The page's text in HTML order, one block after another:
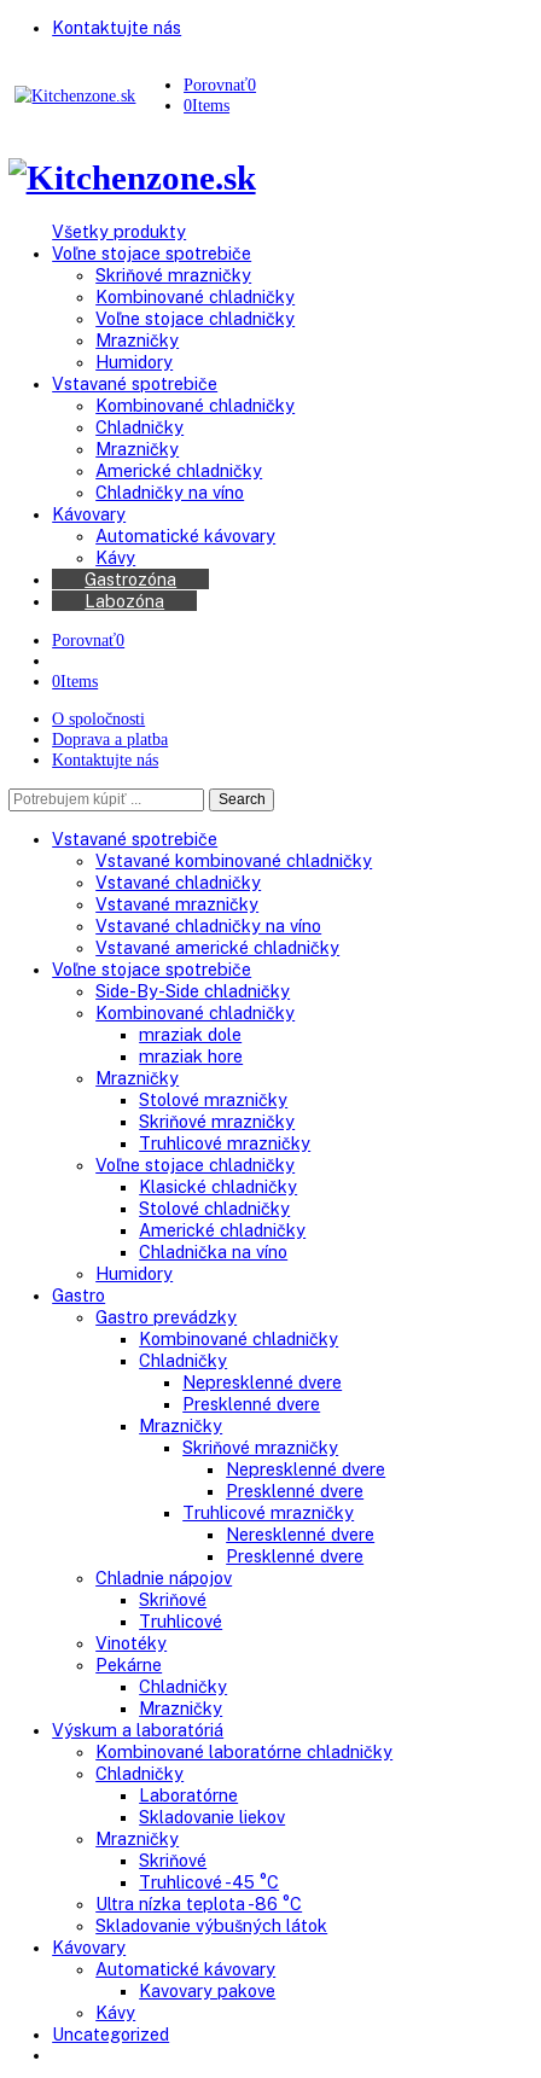
Kontaktujte nás
Porovnať
0Items
Všetky produkty
Voľne stojace spotrebiče
Skriňové mrazničky
Kombinované chladničky
Voľne stojace chladničky
Mrazničky
Humidory
Vstavané spotrebiče
Kombinované chladničky
Chladničky
Mrazničky
Americké chladničky
Chladničky na víno
Kávovary
Automatické kávovary
Gastrozóna
Porovnať 0
0Items
O spoločnosti
Kontaktujte nás
Search
Vstavané spotrebiče
Vstavané kombinované chladničky
Vstavané chladničky
Vstavané mrazničky
Vstavané chladničky na víno
Vstavané americké chladničky
Voľne stojace spotrebiče
Side-By-Side chladničky
Kombinované chladničky
mraziak dole
mraziak hore
Mrazničky
Stolové mrazničky
Skriňové mrazničky
Truhlicové mrazničky
Klasické chladničky
Stolové chladničky
Americké chladničky
Chladnička na víno
Humidory
Gastro prevádzky
Kombinované chladničky
Chladničky
Nepresklenné dvere
Presklenné dvere
Mrazničky
Skriňové mrazničky
Truhlicové mrazničky
Chladnie nápojov
Skriňové
Truhlicové
Vinotéky
Pekárne
Chladničky
Mrazničky
Výskum a laboratóriá
Kombinované laboratórne chladničky
Chladničky
Laboratórne
Mrazničky